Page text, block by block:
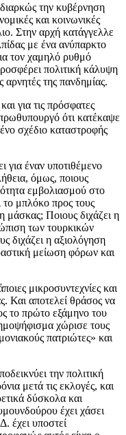
την κυβέρνηση
και κοινωνικές
Στην αρχή κατάγγελλε
με ένα ανύπαρκτο
τον χαμηλό ρυθμό
πολιτική κάλυψη
αρνητές της πανδημίας.
για τις πρόσφατες
ότι κατέκαψε
σχέδιο καταστροφής
για έναν υποτιθέμενο
όμως, ποιους
εμβολιασμού στο
το μπλόκο προς τους
μάσκας; Ποιους διχάζει η
των τουρκικών
διχάζει η αξιολόγηση
μείωση φόρων και
μικροσυντεχνίες και
Και αποτελεί θράσος να
το πρώτο εξάμηνο του
χώρισε τους
πατριώτες» και
την πολιτική
μετά τις εκλογές, και
δύσκολα και
έχει χάσει
έχει υποστεί